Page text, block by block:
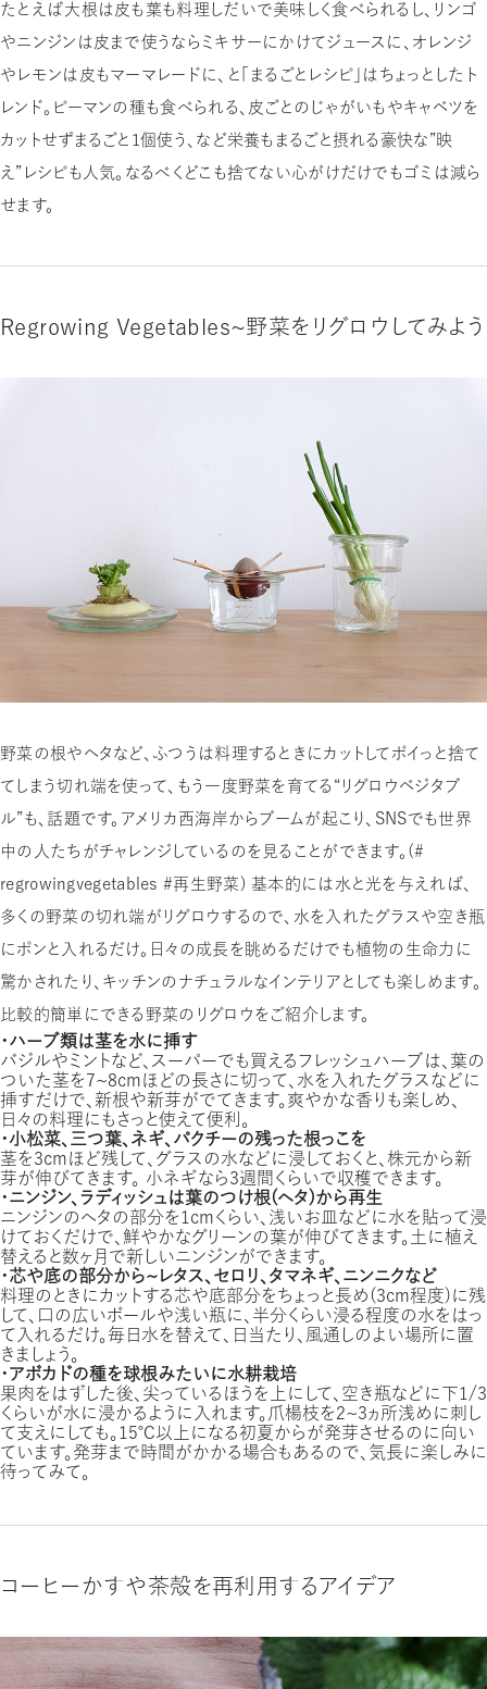
たとえば大根は皮も葉も料理しだいで美味しく食べられるし、リンゴ
やニンジンは皮まで使うならミキサーにかけてジュースに、オレンジ
やレモンは皮もマーマレードに、と「まるごとレシピ」はちょっとしたト
レンド。ピーマンの種も食べられる、皮ごとのじゃがいもやキャベツを
カットせずまるごと１個使う、など栄養もまるごと摂れる豪快な”映
え”レシピも人気。なるべくどこも捨てない心がけだけでもゴミは減ら
せます。
Regrowing Vegetables〜野菜をリグロウしてみよう
野菜の根やヘタなど、ふつうは料理するときにカットしてポイっと捨て
てしまう切れ端を使って、もう一度野菜を育てる“リグロウベジタブ
ル”も、話題です。アメリカ西海岸からブームが起こり、SNSでも世界
中の人たちがチャレンジしているのを見ることができます。（＃
regrowingvegetables #再生野菜） 基本的には水と光を与えれば、
多くの野菜の切れ端がリグロウするので、水を入れたグラスや空き瓶
にポンと入れるだけ。日々の成長を眺めるだけでも植物の生命力に
驚かされたり、キッチンのナチュラルなインテリアとしても楽しめます。
比較的簡単にできる野菜のリグロウをご紹介します。
・ハーブ類は茎を水に挿す
バジルやミントなど、スーパーでも買えるフレッシュハーブは、葉の
ついた茎を7〜8cmほどの長さに切って、水を入れたグラスなどに
挿すだけで、新根や新芽がでてきます。爽やかな香りも楽しめ、
日々の料理にもさっと使えて便利。
・小松菜、三つ葉、ネギ、パクチーの残った根っこを
茎を3ｃｍほど残して、グラスの水などに浸しておくと、株元から新
芽が伸びてきます。 小ネギなら３週間くらいで収穫できます。
・ニンジン、ラディッシュは葉のつけ根（ヘタ）から再生
ニンジンのヘタの部分を1ｃｍくらい、浅いお皿などに水を貼って浸
けておくだけで、鮮やかなグリーンの葉が伸びてきます。土に植え
替えると数ヶ月で新しいニンジンができます。
・芯や底の部分から〜レタス、セロリ、タマネギ、ニンニクなど
料理のときにカットする芯や底部分をちょっと長め（3cm程度）に残
して、口の広いボールや浅い瓶に、半分くらい浸る程度の水をはっ
て入れるだけ。毎日水を替えて、日当たり、風通しのよい場所に置
きましょう。
・アボカドの種を球根みたいに水耕栽培
果肉をはずした後、尖っているほうを上にして、空き瓶などに下1/3
くらいが水に浸かるように入れます。爪楊枝を2〜3ヵ所浅めに刺し
て支えにしても。15℃以上になる初夏からが発芽させるのに向い
ています。発芽まで時間がかかる場合もあるので、気長に楽しみに
待ってみて。
コーヒーかすや茶殻を再利用するアイデア